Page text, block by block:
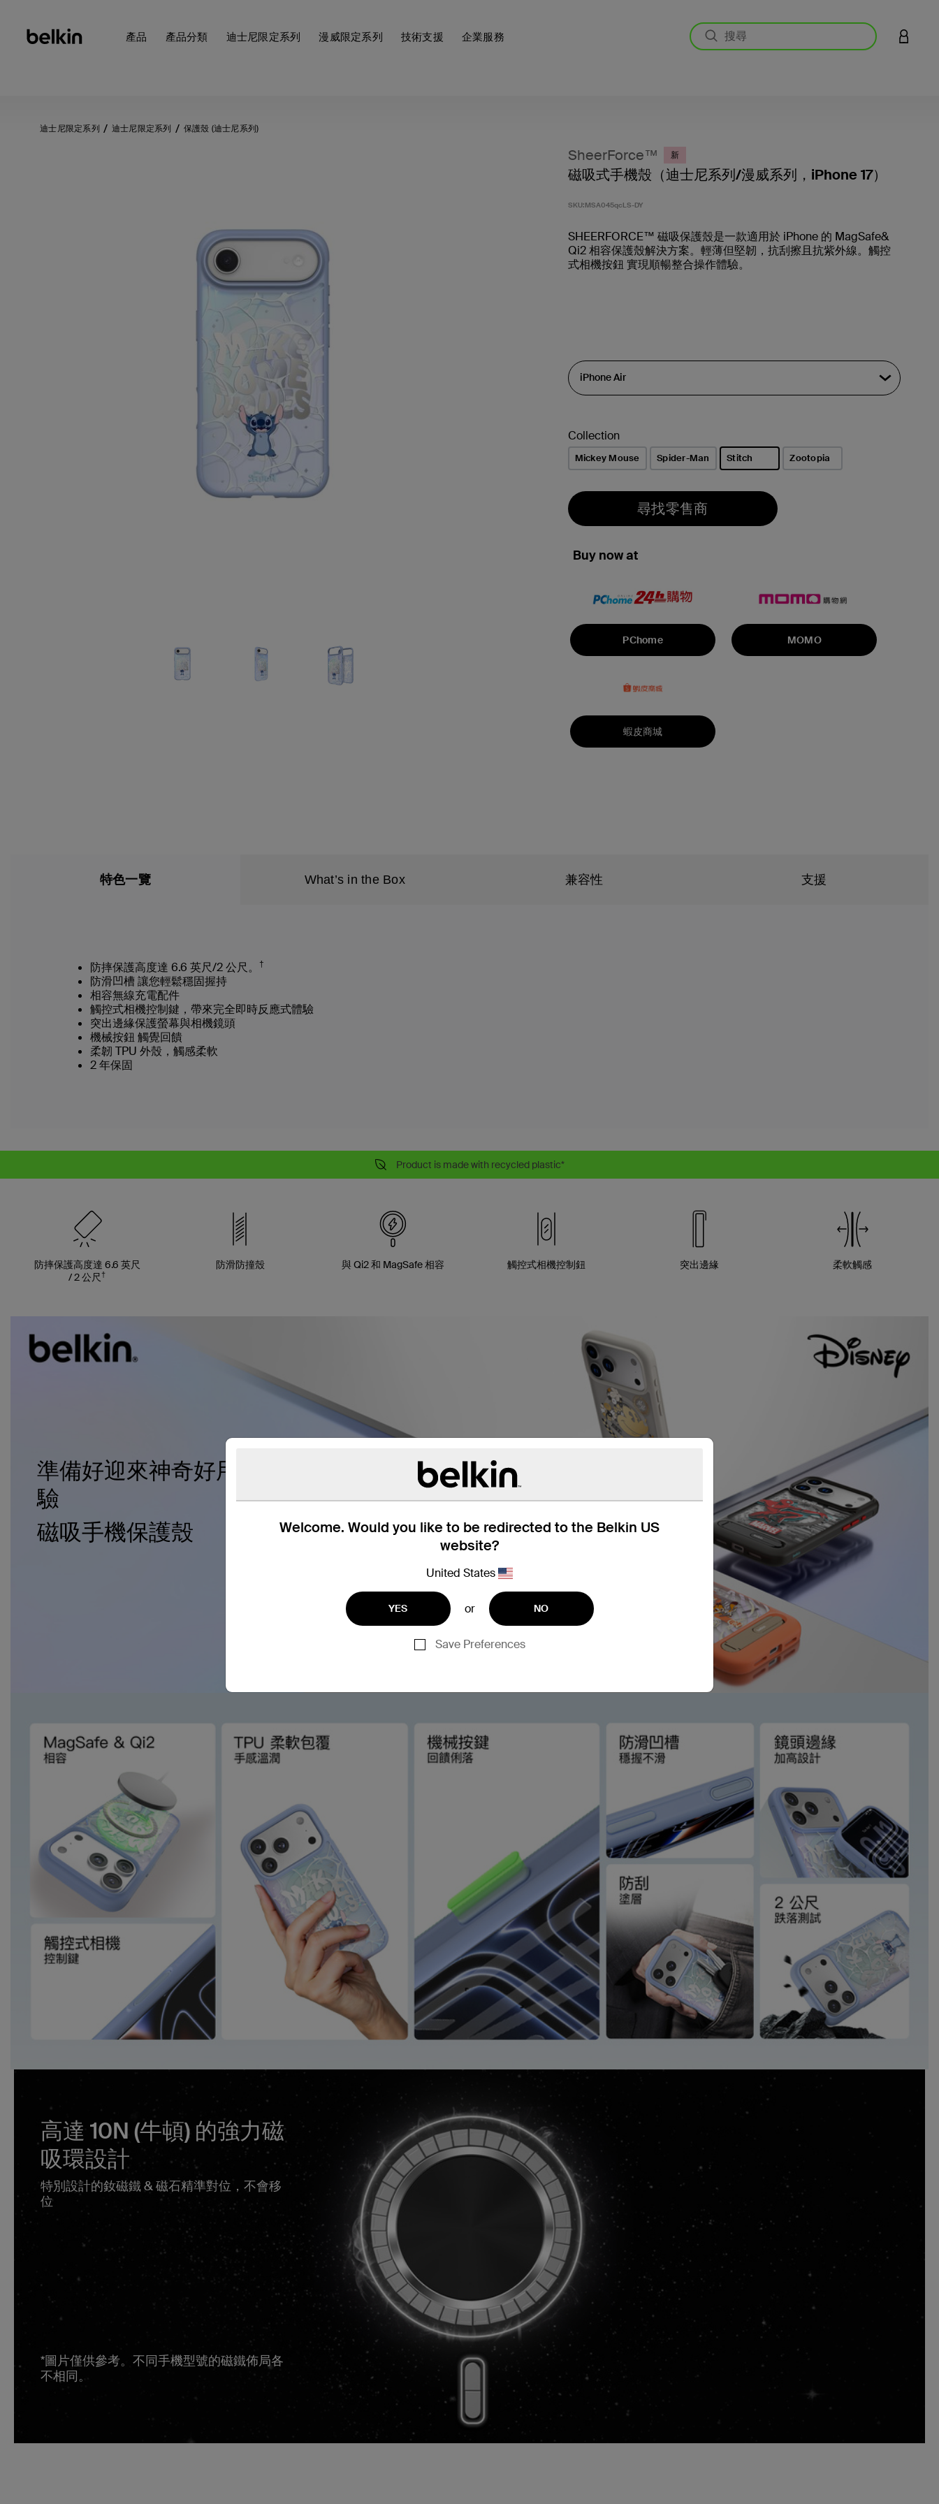
產品 產品分類 迪士尼限定系列 漫威限定系列 技術支援 企業服務 登入您
Welcome. Would you like to be redirected to the Belkin US
website?
United States
YES or NO
Save Preferences
迪士尼限定系列 迪士尼限定系列 保護殼 (迪士尼系列)
SheerForce™ 新
磁吸式手機殼（迪士尼系列/漫威系列，iPhone 17）
SKU:MSA045qcLS-DY
SHEERFORCE™ 磁吸保護殼是一款適用於 iPhone 的 MagSafe&
Qi2 相容保護殼解決方案。輕薄但堅韌，抗刮擦且抗紫外線。觸控
式相機按鈕 實現順暢整合操作體驗。
Collection
Mickey Mouse Spider-Man Stitch Zootopia
尋找零售商
Buy now at
PChome MOMO
蝦皮商城
特色一覽 What’s in the Box 兼容性 支援
防摔保護高度達 6.6 英尺/2 公尺。 †
防滑凹槽 讓您輕鬆穩固握持
相容無線充電配件
觸控式相機控制鍵，帶來完全即時反應式體驗
突出邊緣保護螢幕與相機鏡頭
機械按鈕 觸覺回饋
柔韌 TPU 外殼，觸感柔軟
2 年保固
Product is made with recycled plastic*
防摔保護高度達 6.6 英尺
/ 2 公尺†
防滑防撞殼 與 Qi2 和 MagSafe 相容 觸控式相機控制鈕 突出邊緣 柔軟觸感
準備好迎來神奇好用的體
驗
磁吸手機保護殼
高達 10N (牛頓) 的強力磁
吸環設計
特別設計的釹磁鐵 & 磁石精準對位，不會移
位
*圖片僅供參考。不同手機型號的磁鐵佈局各
不相同。